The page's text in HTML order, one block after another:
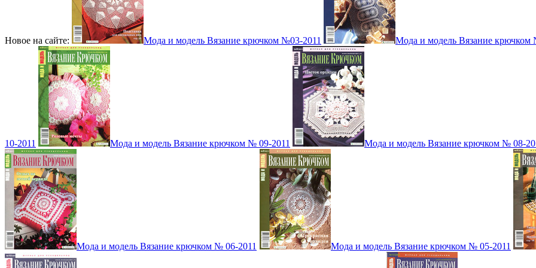
Новое на сайте: Мода и модель Вязание крючком №03-2011 Мода и модель Вязание крючком
10-2011 Мода и модель Вязание крючком № 09-2011 Мода и модель Вязание крючком № 08-
Мода и модель Вязание крючком № 06-2011 Мода и модель Вязание крючком № 05-2011